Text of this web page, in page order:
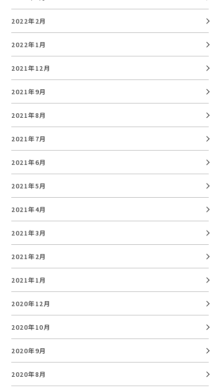
2022年2月
2022年1月
2021年12月
2021年9月
2021年8月
2021年7月
2021年6月
2021年5月
2021年4月
2021年3月
2021年2月
2021年1月
2020年12月
2020年10月
2020年9月
2020年8月